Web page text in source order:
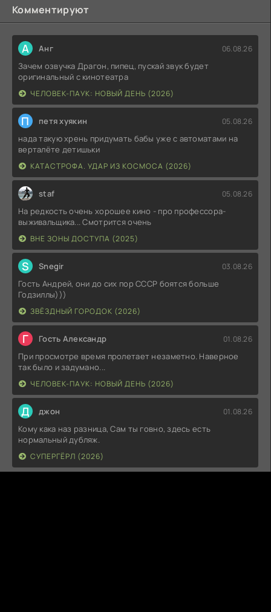
Комментируют
А Анг 06.08.26
Зачем озвучка Драгон, пипец, пускай звук будет
оригинальный с кинотеатра
ЧЕЛОВЕК-ПАУК: НОВЫЙ ДЕНЬ (2026)
П петя хуякин 05.08.26
нада такую хрень придумать бабы уже с автоматами на
верталёте детишьки
КАТАСТРОФА. УДАР ИЗ КОСМОСА (2026)
staf 05.08.26
На редкость очень хорошее кино - про профессора-
выживальщика... Смотрится очень
ВНЕ ЗОНЫ ДОСТУПА (2025)
S Snegir 03.08.26
Гость Андрей, они до сих пор СССР боятся больше
Годзиллы)))
ЗВЁЗДНЫЙ ГОРОДОК (2026)
Г Гость Александр 01.08.26
При просмотре время пролетает незаметно. Наверное
так было и задумано...
ЧЕЛОВЕК-ПАУК: НОВЫЙ ДЕНЬ (2026)
Д джон 01.08.26
Кому кака наз разница, Сам ты говно, здесь есть
нормальный дубляж.
СУПЕРГЁРЛ (2026)